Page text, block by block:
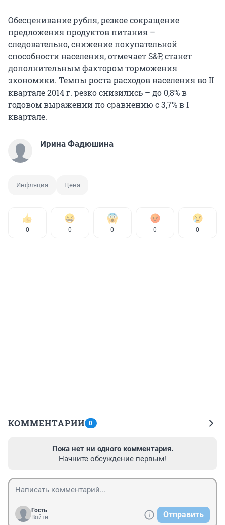
Обесценивание рубля, резкое сокращение
предложения продуктов питания –
следовательно, снижение покупательной
способности населения, отмечает S&P, станет
дополнительным фактором торможения
экономики. Темпы роста расходов населения во II
квартале 2014 г. резко снизились – до 0,8% в
годовом выражении по сравнению с 3,7% в I
квартале.
Ирина Фадюшина
Инфляция Цена
0 0 0 0 0
КОММЕНТАРИИ 0
Пока нет ни одного комментария.
Начните обсуждение первым!
Гость
Войти
Отправить